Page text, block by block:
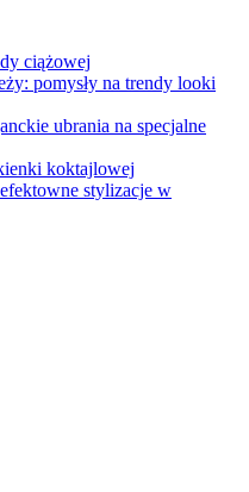
ciążowej
pomysły na trendy looki
ubrania na specjalne
koktajlowej
stylizacje w